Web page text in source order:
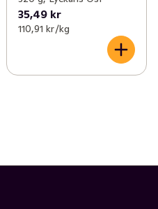
35,49 kr
110,91 kr /kg